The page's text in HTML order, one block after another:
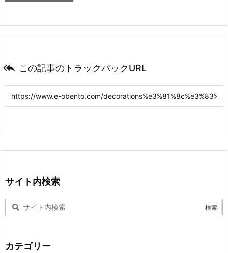
 この記事のトラックバックURL
サイト内検索
カテゴリー